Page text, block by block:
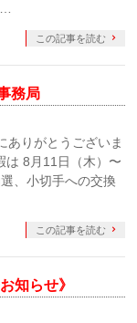
この記事を読む
務局
ありがとうございま
は 8月11日（木）〜
、小切手への交換
この記事を読む
知らせ》